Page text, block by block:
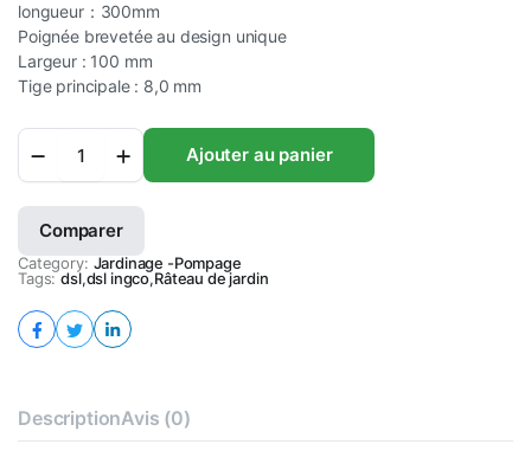
longueur：300mm
Poignée brevetée au design unique
Largeur : 100 mm
Tige principale : 8,0 mm
jardin
quantity
Ajouter au panier
Comparer
Category: Jardinage -Pompage
Tags: dsl,dsl ingco,Râteau de jardin
DescriptionAvis (0)